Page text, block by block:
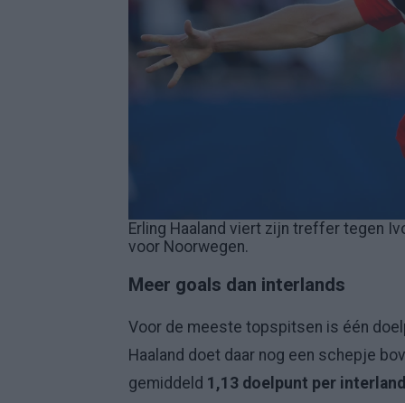
Erling Haaland viert zijn treffer tegen
voor Noorwegen.
Meer goals dan interlands
Voor de meeste topspitsen is één
Haaland doet daar nog een schepje
gemiddeld 1,13 doelpunt per interland